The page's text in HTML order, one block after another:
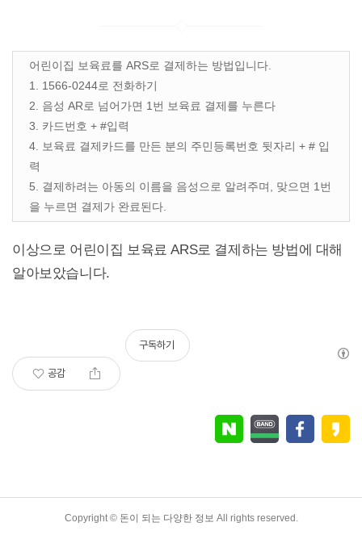
어린이집 보육료를 ARS로 결제하는 방법입니다.
1. 1566-0244로 전화하기
2. 음성 AR로 넘어가면 1번 보육료 결제를 누른다
3. 카드번호 + #입력
4. 보육료 결제카드를 만든 분의 주민등록번호 뒷자리 + # 입
력
5. 결제하려는 아동의 이름을 음성으로 알려주며, 맞으면 1번
을 누르면 결제가 완료된다.
이상으로 어린이집 보육료 ARS로 결제하는 방법에 대해
알아보았습니다.
공감
구독하기
Copyright © 돈이 되는 다양한 정보 All rights reserved.
TistoryWhaleSkin3.4